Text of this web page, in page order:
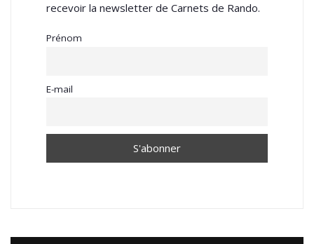
recevoir la newsletter de Carnets de Rando.
Prénom
E-mail